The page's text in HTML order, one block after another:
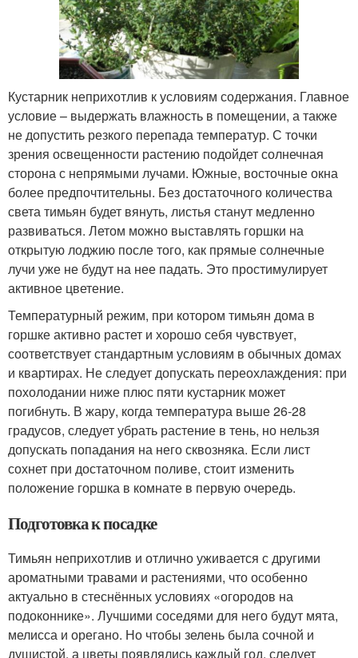
Кустарник неприхотлив к условиям содержания. Главное
условие – выдержать влажность в помещении, а также
не допустить резкого перепада температур. С точки
зрения освещенности растению подойдет солнечная
сторона с непрямыми лучами. Южные, восточные окна
более предпочтительны. Без достаточного количества
света тимьян будет вянуть, листья станут медленно
развиваться. Летом можно выставлять горшки на
открытую лоджию после того, как прямые солнечные
лучи уже не будут на нее падать. Это простимулирует
активное цветение.
Температурный режим, при котором тимьян дома в
горшке активно растет и хорошо себя чувствует,
соответствует стандартным условиям в обычных домах
и квартирах. Не следует допускать переохлаждения: при
похолодании ниже плюс пяти кустарник может
погибнуть. В жару, когда температура выше 26-28
градусов, следует убрать растение в тень, но нельзя
допускать попадания на него сквозняка. Если лист
сохнет при достаточном поливе, стоит изменить
положение горшка в комнате в первую очередь.
Подготовка к посадке
Тимьян неприхотлив и отлично уживается с другими
ароматными травами и растениями, что особенно
актуально в стеснённых условиях «огородов на
подоконнике». Лучшими соседями для него будут мята,
мелисса и орегано. Но чтобы зелень была сочной и
душистой, а цветы появлялись каждый год, следует